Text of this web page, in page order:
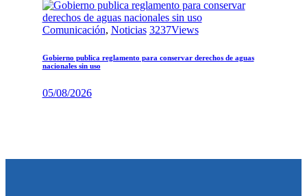
Comunicación, Noticias 3237Views
Gobierno publica reglamento para conservar derechos de aguas
nacionales sin uso
05/08/2026